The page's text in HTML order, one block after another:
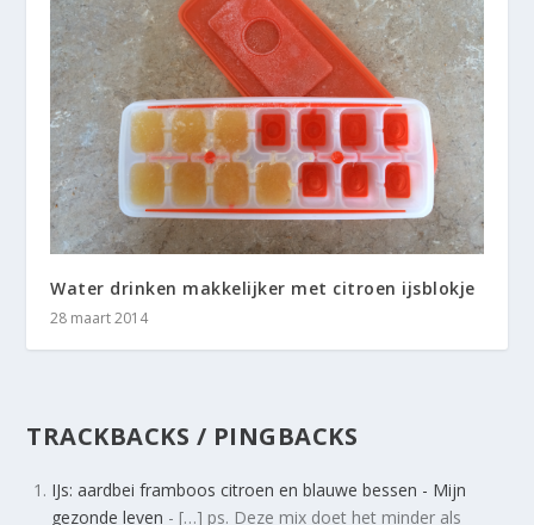
Water drinken makkelijker met citroen ijsblokje
28 maart 2014
TRACKBACKS / PINGBACKS
IJs: aardbei framboos citroen en blauwe bessen - Mijn
gezonde leven - […] ps. Deze mix doet het minder als